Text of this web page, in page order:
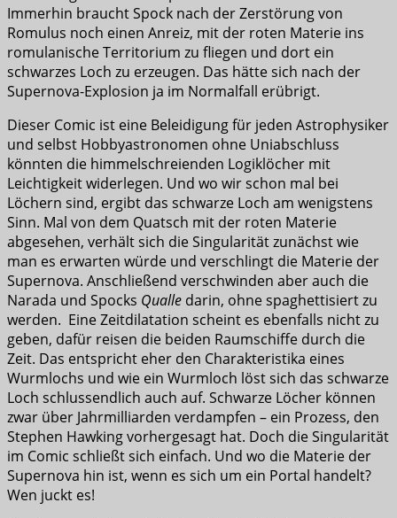
Immerhin braucht Spock nach der Zerstörung von
Romulus noch einen Anreiz, mit der roten Materie ins
romulanische Territorium zu fliegen und dort ein
schwarzes Loch zu erzeugen. Das hätte sich nach der
Supernova-Explosion ja im Normalfall erübrigt.
Dieser Comic ist eine Beleidigung für jeden Astrophysiker
und selbst Hobbyastronomen ohne Uniabschluss
könnten die himmelschreienden Logiklöcher mit
Leichtigkeit widerlegen. Und wo wir schon mal bei
Löchern sind, ergibt das schwarze Loch am wenigstens
Sinn. Mal von dem Quatsch mit der roten Materie
abgesehen, verhält sich die Singularität zunächst wie
man es erwarten würde und verschlingt die Materie der
Supernova. Anschließend verschwinden aber auch die
Narada und Spocks Qualle darin, ohne spaghettisiert zu
werden. Eine Zeitdilatation scheint es ebenfalls nicht zu
geben, dafür reisen die beiden Raumschiffe durch die
Zeit. Das entspricht eher den Charakteristika eines
Wurmlochs und wie ein Wurmloch löst sich das schwarze
Loch schlussendlich auch auf. Schwarze Löcher können
zwar über Jahrmilliarden verdampfen – ein Prozess, den
Stephen Hawking vorhergesagt hat. Doch die Singularität
im Comic schließt sich einfach. Und wo die Materie der
Supernova hin ist, wenn es sich um ein Portal handelt?
Wen juckt es!